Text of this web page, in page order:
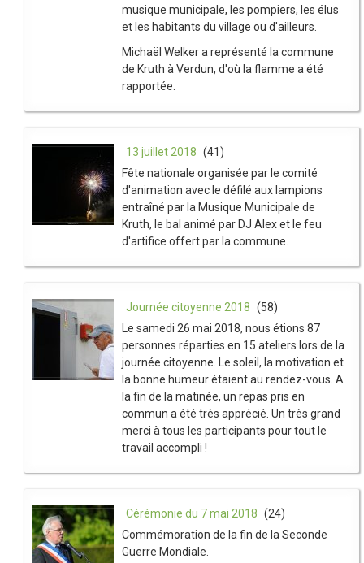
musique municipale, les pompiers, les élus
et les habitants du village ou d'ailleurs.
Michaël Welker a représenté la commune
de Kruth à Verdun, d'où la flamme a été
rapportée.
13 juillet 2018 (41)
Fête nationale organisée par le comité
d'animation avec le défilé aux lampions
entraîné par la Musique Municipale de
Kruth, le bal animé par DJ Alex et le feu
d'artifice offert par la commune.
Journée citoyenne 2018 (58)
Le samedi 26 mai 2018, nous étions 87
personnes réparties en 15 ateliers lors de la
journée citoyenne. Le soleil, la motivation et
la bonne humeur étaient au rendez-vous. A
la fin de la matinée, un repas pris en
commun a été très apprécié. Un très grand
merci à tous les participants pour tout le
travail accompli !
Cérémonie du 7 mai 2018 (24)
Commémoration de la fin de la Seconde
Guerre Mondiale.